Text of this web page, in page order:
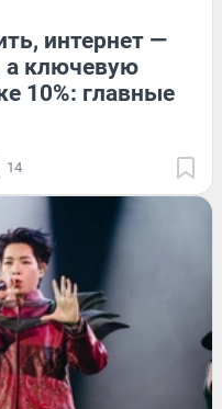
интернет —
а ключевую
10%: главные
14